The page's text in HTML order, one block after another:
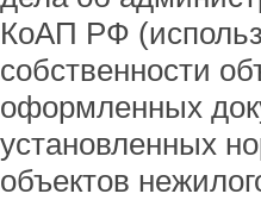
КоАП РФ
собственности
оформленных
установленных
объектов